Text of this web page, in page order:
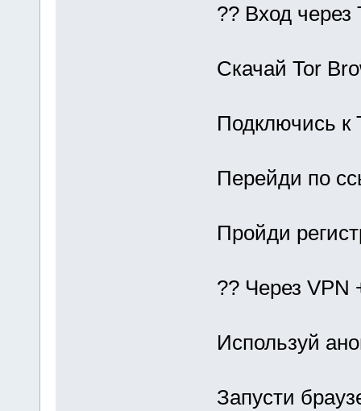
?? Вход через
Скачай Tor
Подключись к
Перейди по
Пройди
?? Через VPN
Используй
Запусти